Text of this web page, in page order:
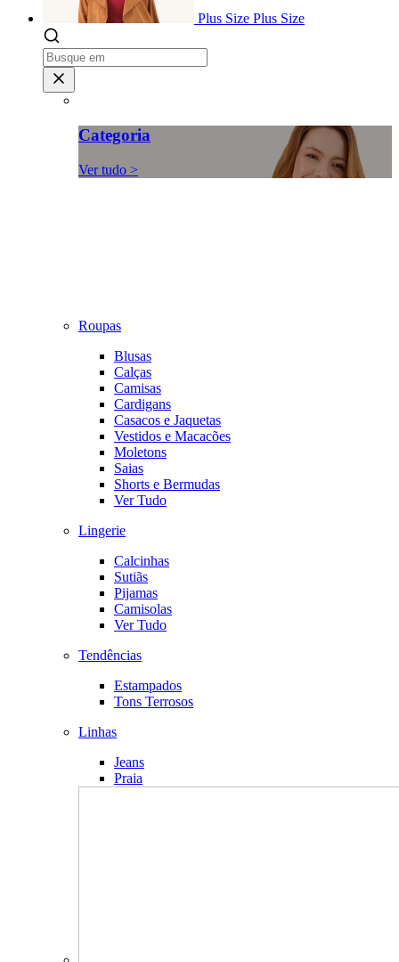
Plus Size Plus Size
Categoria
Ver tudo >
Roupas
Blusas
Calças
Camisas
Cardigans
Casacos e Jaquetas
Vestidos e Macacões
Moletons
Saias
Shorts e Bermudas
Ver Tudo
Lingerie
Calcinhas
Sutiãs
Pijamas
Camisolas
Ver Tudo
Tendências
Estampados
Tons Terrosos
Linhas
Jeans
Praia